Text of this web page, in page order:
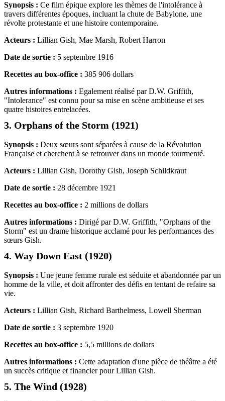
Synopsis : Ce film épique explore les thèmes de l'intolérance à
travers différentes époques, incluant la chute de Babylone, une
révolte protestante et une histoire contemporaine.
Acteurs : Lillian Gish, Mae Marsh, Robert Harron
Date de sortie : 5 septembre 1916
Recettes au box-office : 385 906 dollars
Autres informations : Egalement réalisé par D.W. Griffith,
"Intolerance" est connu pour sa mise en scène ambitieuse et ses
quatre histoires entrelacées.
3. Orphans of the Storm (1921)
Synopsis : Deux sœurs sont séparées à cause de la Révolution
Française et cherchent à se retrouver dans un monde tourmenté.
Acteurs : Lillian Gish, Dorothy Gish, Joseph Schildkraut
Date de sortie : 28 décembre 1921
Recettes au box-office : 2 millions de dollars
Autres informations : Dirigé par D.W. Griffith, "Orphans of the
Storm" est un drame historique acclamé pour les performances des
sœurs Gish.
4. Way Down East (1920)
Synopsis : Une jeune femme rurale est séduite et abandonnée par un
homme de la ville, et doit affronter des défis en tentant de refaire sa
vie.
Acteurs : Lillian Gish, Richard Barthelmess, Lowell Sherman
Date de sortie : 3 septembre 1920
Recettes au box-office : 5,5 millions de dollars
Autres informations : Cette adaptation d'une pièce de théâtre a été
un succès critique et financier pour Lillian Gish.
5. The Wind (1928)